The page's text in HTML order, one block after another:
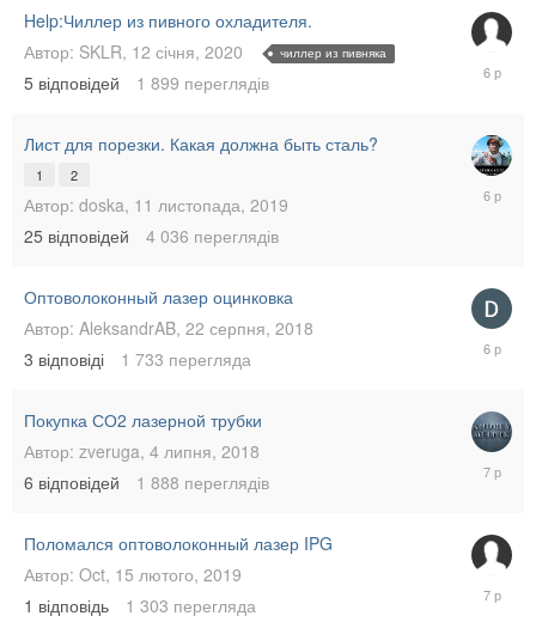
Help:Чиллер из пивного охладителя.
Автор: SKLR, 12 січня, 2020 чиллер из пивняка
5 відповідей 1 899 переглядів
15
Лист для порезки. Какая должна быть сталь?
1 2
Автор: doska, 11 листопада, 2019
25 відповідей 4 036 переглядів
12
Оптоволоконный лазер оцинковка
Автор: AleksandrAB, 22 серпня, 2018
3 відповіді 1 733 перегляда
19
Покупка СО2 лазерной трубки
Автор: zveruga, 4 липня, 2018
6 відповідей 1 888 переглядів
21
Поломался оптоволоконный лазер IPG
Автор: Oct, 15 лютого, 2019
1 відповідь 1 303 перегляда
14